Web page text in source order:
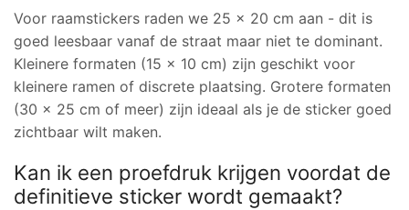
Voor raamstickers raden we 25 x 20 cm aan - dit is
goed leesbaar vanaf de straat maar niet te dominant.
Kleinere formaten (15 x 10 cm) zijn geschikt voor
kleinere ramen of discrete plaatsing. Grotere formaten
(30 x 25 cm of meer) zijn ideaal als je de sticker goed
zichtbaar wilt maken.
Kan ik een proefdruk krijgen voordat de
definitieve sticker wordt gemaakt?